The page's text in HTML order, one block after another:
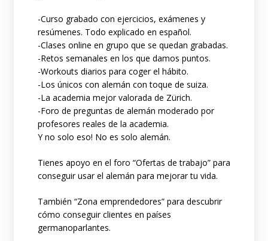
-Curso grabado con ejercicios, exámenes y
resúmenes. Todo explicado en español.
-Clases online en grupo que se quedan grabadas.
-Retos semanales en los que damos puntos.
-Workouts diarios para coger el hábito.
-Los únicos con alemán con toque de suiza.
-La academia mejor valorada de Zürich.
-Foro de preguntas de alemán moderado por
profesores reales de la academia.
Y no solo eso! No es solo alemán.
Tienes apoyo en el foro “Ofertas de trabajo” para
conseguir usar el alemán para mejorar tu vida.
También “Zona emprendedores” para descubrir
cómo conseguir clientes en países
germanoparlantes.